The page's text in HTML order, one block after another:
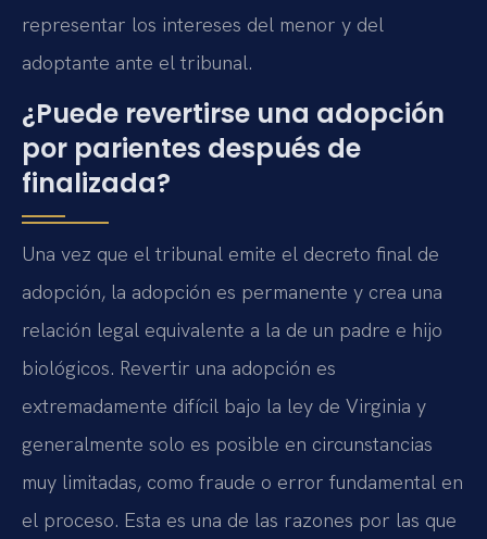
representar los intereses del menor y del
adoptante ante el tribunal.
¿Puede revertirse una adopción
por parientes después de
finalizada?
Una vez que el tribunal emite el decreto final de
adopción, la adopción es permanente y crea una
relación legal equivalente a la de un padre e hijo
biológicos. Revertir una adopción es
extremadamente difícil bajo la ley de Virginia y
generalmente solo es posible en circunstancias
muy limitadas, como fraude o error fundamental en
el proceso. Esta es una de las razones por las que